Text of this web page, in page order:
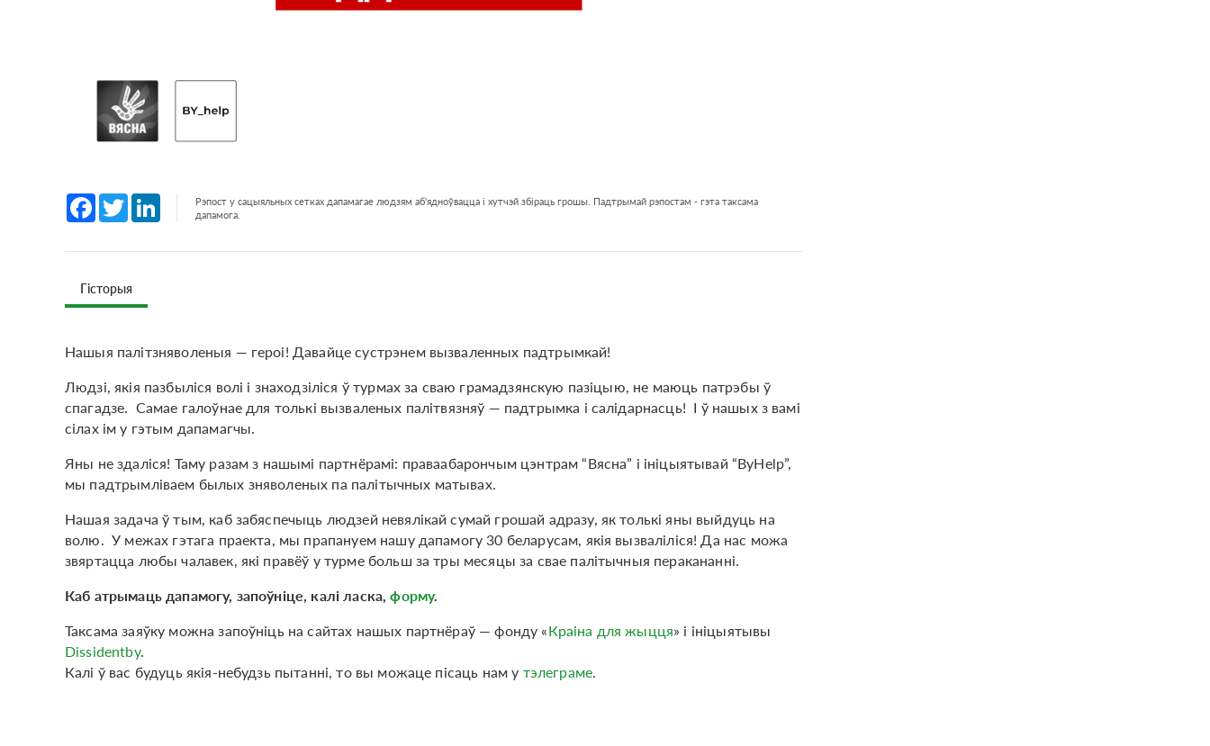
Facebook
Twitter LinkedInРэпост у сацыяльных сетках дапамагае людзям аб'ядноўвацца і хутчэй збіраць грошы. Падтрымай рэпостам - гэта таксама
дапамога.
Гісторыя
Нашыя палітзняволеныя — героі! Давайце сустрэнем вызваленных падтрымкай!
Людзі, якія пазбыліся волі і знаходзіліся ў турмах за сваю грамадзянскую пазіцыю, не маюць патрэбы ў
спагадзе. Самае галоўнае для толькі вызваленых палітвязняў — падтрымка і салідарнасць! І ў нашых з вамі
сілах ім у гэтым дапамагчы.
Яны не здаліся! Таму разам з нашымі партнёрамі: праваабарончым цэнтрам “Вясна” і ініцыятывай “ByHelp”,
мы падтрымліваем былых зняволеных па палітычных матывах.
Нашая задача ў тым, каб забяспечыць людзей невялікай сумай грошай адразу, як толькі яны выйдуць на
волю. У межах гэтага праекта, мы прапануем нашу дапамогу 30 беларусам, якія вызваліліся! Да нас можа
звяртацца любы чалавек, які правёў у турме больш за тры месяцы за свае палітычныя перакананні.
Каб атрымаць дапамогу, запоўніце, калі ласка,форму.
Таксама заяўку можна запоўніць на сайтах нашых партнёраў — фонду «Краіна для жыцця» і ініцыятывы
Dissidentby.
Калі ў вас будуць якія-небудзь пытанні, то вы можаце пісаць нам у тэлеграме.